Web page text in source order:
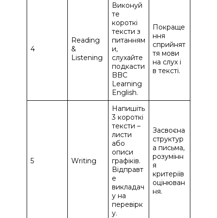
4
Reading
&
Listening
Виконуй
те
короткі
тексти з
питанням
и,
слухайте
подкасти
BBC
Learning
English.
Покраще
ння
сприйнят
тя мови
на слух і
в тексті.
5 Writing
Напишіть
3 короткі
тексти –
листи
або
описи
графіків.
Відправт
е
викладач
у на
перевірк
у.
Засвоєна
структур
а письма,
розумінн
я
критеріїв
оцінюван
ня.